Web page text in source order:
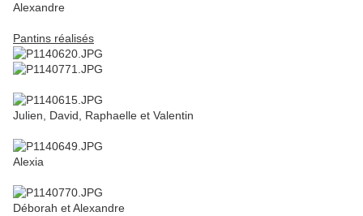
Alexandre
Pantins réalisés
Julien, David, Raphaelle et Valentin
Alexia
Déborah et Alexandre